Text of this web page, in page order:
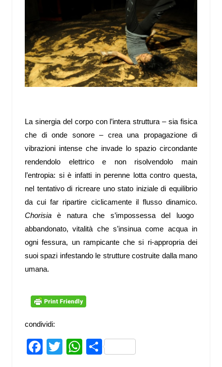
La sinergia del corpo con l’intera struttura – sia fisica
che di onde sonore – crea una propagazione di
vibrazioni intense che invade lo spazio circondante
rendendolo elettrico e non risolvendolo main
l’entropia: si è infatti in perenne lotta contro questa,
nel tentativo di ricreare uno stato iniziale di equilibrio
da cui far ripartire ciclicamente il flusso dinamico.
Chorisiaè natura che s’impossessa del luogo
abbandonato, vitalità che s’insinua come acqua in
ogni fessura, un rampicante che si ri-appropria dei
suoi spazi infestando le strutture costruite dalla mano
umana.
condividi:
Facebook
TwitterWhatsApp
Share